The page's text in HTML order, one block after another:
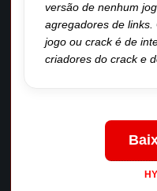
versão de nenhum
agregadores de
jogo ou crack é de
criadores do crack e